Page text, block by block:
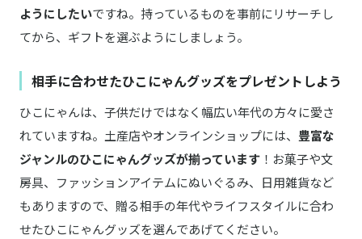
ようにしたいですね。持っているものを事前にリサーチし
てから、ギフトを選ぶようにしましょう。
相手に合わせたひこにゃんグッズをプレゼントしよう
ひこにゃんは、子供だけではなく幅広い年代の方々に愛さ
れていますね。土産店やオンラインショップには、 豊富な
ジャンルのひこにゃんグッズが揃っています ！お菓子や文
房具、ファッションアイテムにぬいぐるみ、日用雑貨など
もありますので、贈る相手の年代やライフスタイルに合わ
せたひこにゃんグッズを選んであげてください。